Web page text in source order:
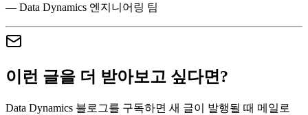
— Data Dynamics 엔지니어링 팀
이런 글을 더 받아보고 싶다면?
Data Dynamics 블로그를 구독하면 새 글이 발행될 때 메일로